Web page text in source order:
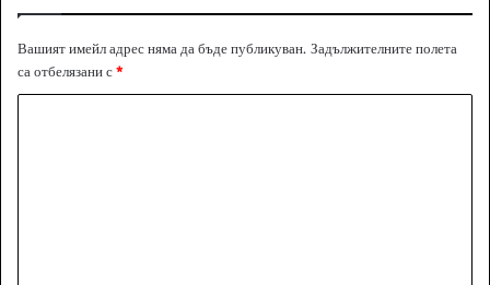
Вашият имейл адрес няма да бъде публикуван. Задължителните полета
са отбелязани с*